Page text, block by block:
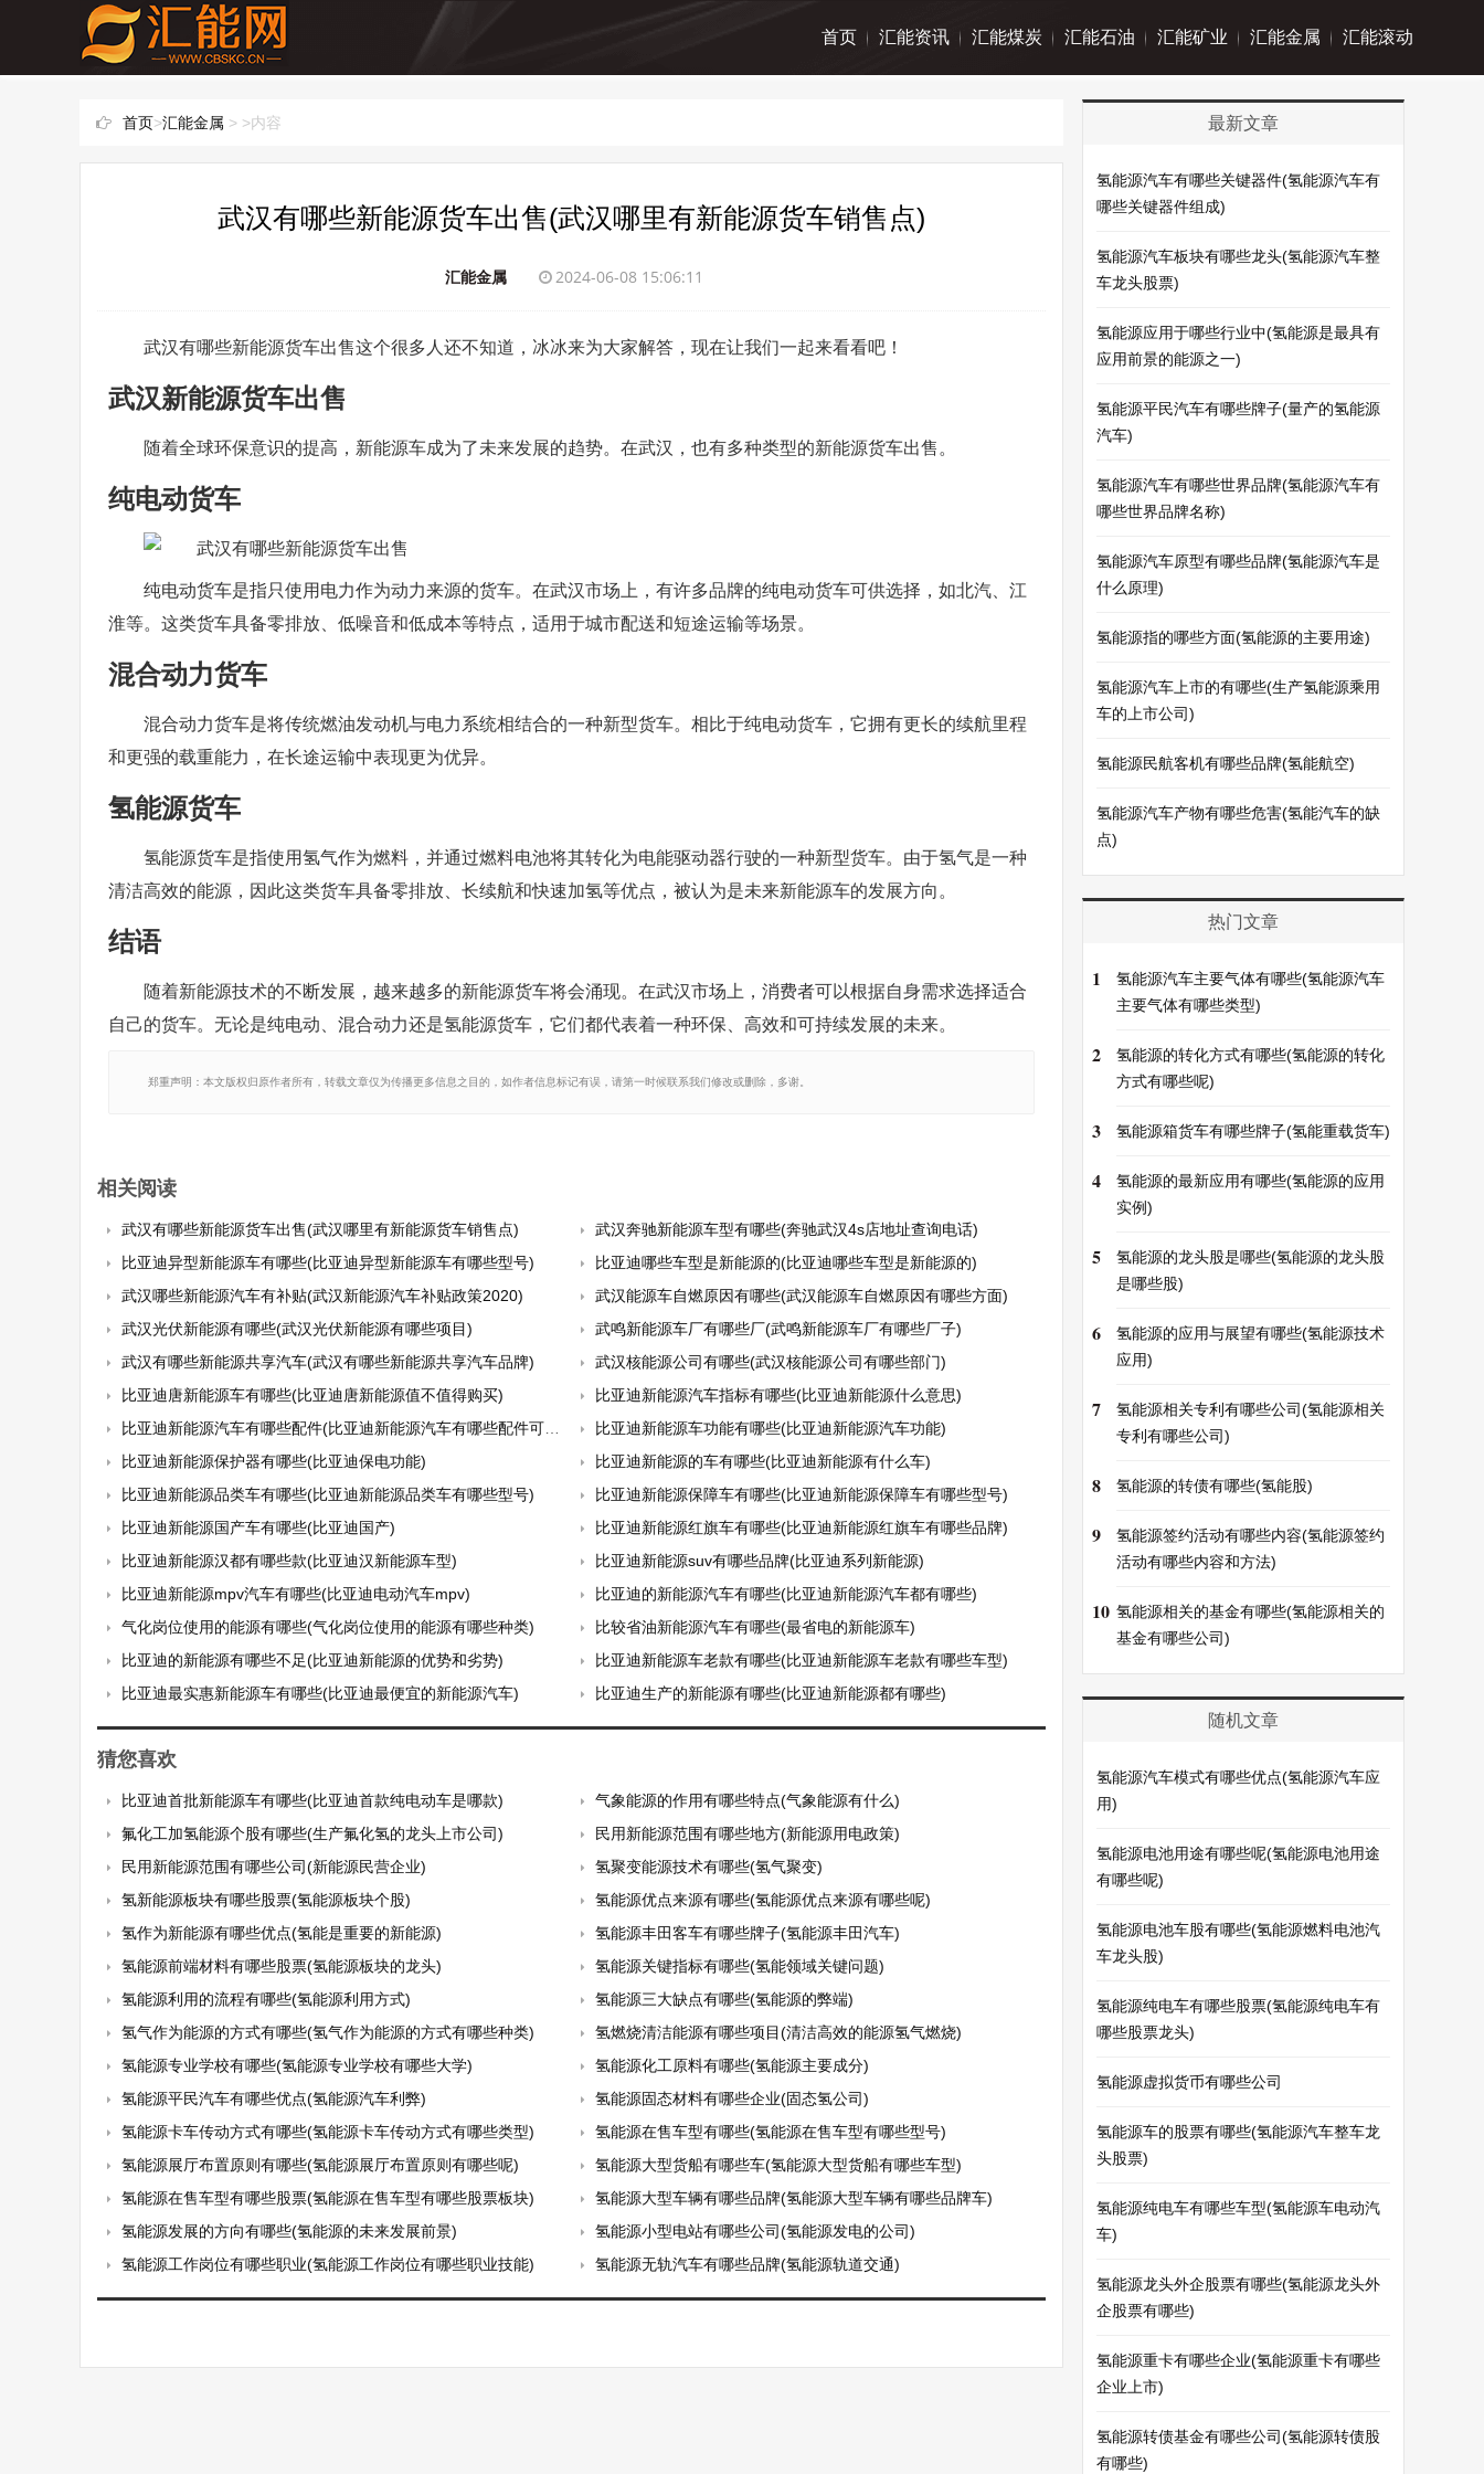
首页 汇能资讯 汇能煤炭 汇能石油 汇能矿业 汇能金属 汇能滚动
首页>汇能金属 > >内容
武汉有哪些新能源货车出售(武汉哪里有新能源货车销售点)
汇能金属 2024-06-08 15:06:11
武汉有哪些新能源货车出售这个很多人还不知道，冰冰来为大家解答，现在让我们一起来看看吧！
武汉新能源货车出售
随着全球环保意识的提高，新能源车成为了未来发展的趋势。在武汉，也有多种类型的新能源货车出售。
纯电动货车
纯电动货车是指只使用电力作为动力来源的货车。在武汉市场上，有许多品牌的纯电动货车可供选择，如北汽、江
淮等。这类货车具备零排放、低噪音和低成本等特点，适用于城市配送和短途运输等场景。
混合动力货车
混合动力货车是将传统燃油发动机与电力系统相结合的一种新型货车。相比于纯电动货车，它拥有更长的续航里程
和更强的载重能力，在长途运输中表现更为优异。
氢能源货车
氢能源货车是指使用氢气作为燃料，并通过燃料电池将其转化为电能驱动器行驶的一种新型货车。由于氢气是一种
清洁高效的能源，因此这类货车具备零排放、长续航和快速加氢等优点，被认为是未来新能源车的发展方向。
结语
随着新能源技术的不断发展，越来越多的新能源货车将会涌现。在武汉市场上，消费者可以根据自身需求选择适合
自己的货车。无论是纯电动、混合动力还是氢能源货车，它们都代表着一种环保、高效和可持续发展的未来。
郑重声明：本文版权归原作者所有，转载文章仅为传播更多信息之目的，如作者信息标记有误，请第一时候联系我们修改或删除，多谢。
相关阅读
武汉有哪些新能源货车出售(武汉哪里有新能源货车销售点)
武汉奔驰新能源车型有哪些(奔驰武汉4s店地址查询电话)
比亚迪异型新能源车有哪些(比亚迪异型新能源车有哪些型号)
比亚迪哪些车型是新能源的(比亚迪哪些车型是新能源的)
武汉哪些新能源汽车有补贴(武汉新能源汽车补贴政策2020)
武汉能源车自燃原因有哪些(武汉能源车自燃原因有哪些方面)
武汉光伏新能源有哪些(武汉光伏新能源有哪些项目)
武鸣新能源车厂有哪些厂(武鸣新能源车厂有哪些厂子)
武汉有哪些新能源共享汽车(武汉有哪些新能源共享汽车品牌)
武汉核能源公司有哪些(武汉核能源公司有哪些部门)
比亚迪唐新能源车有哪些(比亚迪唐新能源值不值得购买)
比亚迪新能源汽车指标有哪些(比亚迪新能源什么意思)
比亚迪新能源汽车有哪些配件(比亚迪新能源汽车有哪些配件可以买)
比亚迪新能源车功能有哪些(比亚迪新能源汽车功能)
比亚迪新能源保护器有哪些(比亚迪保电功能)
比亚迪新能源的车有哪些(比亚迪新能源有什么车)
比亚迪新能源品类车有哪些(比亚迪新能源品类车有哪些型号)
比亚迪新能源保障车有哪些(比亚迪新能源保障车有哪些型号)
比亚迪新能源国产车有哪些(比亚迪国产)
比亚迪新能源红旗车有哪些(比亚迪新能源红旗车有哪些品牌)
比亚迪新能源汉都有哪些款(比亚迪汉新能源车型)
比亚迪新能源suv有哪些品牌(比亚迪系列新能源)
比亚迪新能源mpv汽车有哪些(比亚迪电动汽车mpv)
比亚迪的新能源汽车有哪些(比亚迪新能源汽车都有哪些)
气化岗位使用的能源有哪些(气化岗位使用的能源有哪些种类)
比较省油新能源汽车有哪些(最省电的新能源车)
比亚迪的新能源有哪些不足(比亚迪新能源的优势和劣势)
比亚迪新能源车老款有哪些(比亚迪新能源车老款有哪些车型)
比亚迪最实惠新能源车有哪些(比亚迪最便宜的新能源汽车)
比亚迪生产的新能源有哪些(比亚迪新能源都有哪些)
猜您喜欢
比亚迪首批新能源车有哪些(比亚迪首款纯电动车是哪款)
气象能源的作用有哪些特点(气象能源有什么)
氟化工加氢能源个股有哪些(生产氟化氢的龙头上市公司)
民用新能源范围有哪些地方(新能源用电政策)
民用新能源范围有哪些公司(新能源民营企业)
氢聚变能源技术有哪些(氢气聚变)
氢新能源板块有哪些股票(氢能源板块个股)
氢能源优点来源有哪些(氢能源优点来源有哪些呢)
氢作为新能源有哪些优点(氢能是重要的新能源)
氢能源丰田客车有哪些牌子(氢能源丰田汽车)
氢能源前端材料有哪些股票(氢能源板块的龙头)
氢能源关键指标有哪些(氢能领域关键问题)
氢能源利用的流程有哪些(氢能源利用方式)
氢能源三大缺点有哪些(氢能源的弊端)
氢气作为能源的方式有哪些(氢气作为能源的方式有哪些种类)
氢燃烧清洁能源有哪些项目(清洁高效的能源氢气燃烧)
氢能源专业学校有哪些(氢能源专业学校有哪些大学)
氢能源化工原料有哪些(氢能源主要成分)
氢能源平民汽车有哪些优点(氢能源汽车利弊)
氢能源固态材料有哪些企业(固态氢公司)
氢能源卡车传动方式有哪些(氢能源卡车传动方式有哪些类型)
氢能源在售车型有哪些(氢能源在售车型有哪些型号)
氢能源展厅布置原则有哪些(氢能源展厅布置原则有哪些呢)
氢能源大型货船有哪些车(氢能源大型货船有哪些车型)
氢能源在售车型有哪些股票(氢能源在售车型有哪些股票板块)
氢能源大型车辆有哪些品牌(氢能源大型车辆有哪些品牌车)
氢能源发展的方向有哪些(氢能源的未来发展前景)
氢能源小型电站有哪些公司(氢能源发电的公司)
氢能源工作岗位有哪些职业(氢能源工作岗位有哪些职业技能)
氢能源无轨汽车有哪些品牌(氢能源轨道交通)
最新文章
氢能源汽车有哪些关键器件(氢能源汽车有
哪些关键器件组成)
氢能源汽车板块有哪些龙头(氢能源汽车整
车龙头股票)
氢能源应用于哪些行业中(氢能源是最具有
应用前景的能源之一)
氢能源平民汽车有哪些牌子(量产的氢能源
汽车)
氢能源汽车有哪些世界品牌(氢能源汽车有
哪些世界品牌名称)
氢能源汽车原型有哪些品牌(氢能源汽车是
什么原理)
氢能源指的哪些方面(氢能源的主要用途)
氢能源汽车上市的有哪些(生产氢能源乘用
车的上市公司)
氢能源民航客机有哪些品牌(氢能航空)
氢能源汽车产物有哪些危害(氢能汽车的缺
点)
热门文章
1
氢能源汽车主要气体有哪些(氢能源汽车
主要气体有哪些类型)
2
氢能源的转化方式有哪些(氢能源的转化
方式有哪些呢)
3 氢能源箱货车有哪些牌子(氢能重载货车)
4
氢能源的最新应用有哪些(氢能源的应用
实例)
5
氢能源的龙头股是哪些(氢能源的龙头股
是哪些股)
6
氢能源的应用与展望有哪些(氢能源技术
应用)
7
氢能源相关专利有哪些公司(氢能源相关
专利有哪些公司)
8 氢能源的转债有哪些(氢能股)
9
氢能源签约活动有哪些内容(氢能源签约
活动有哪些内容和方法)
10 氢能源相关的基金有哪些(氢能源相关的
基金有哪些公司)
随机文章
氢能源汽车模式有哪些优点(氢能源汽车应
用)
氢能源电池用途有哪些呢(氢能源电池用途
有哪些呢)
氢能源电池车股有哪些(氢能源燃料电池汽
车龙头股)
氢能源纯电车有哪些股票(氢能源纯电车有
哪些股票龙头)
氢能源虚拟货币有哪些公司
氢能源车的股票有哪些(氢能源汽车整车龙
头股票)
氢能源纯电车有哪些车型(氢能源车电动汽
车)
氢能源龙头外企股票有哪些(氢能源龙头外
企股票有哪些)
氢能源重卡有哪些企业(氢能源重卡有哪些
企业上市)
氢能源转债基金有哪些公司(氢能源转债股
有哪些)